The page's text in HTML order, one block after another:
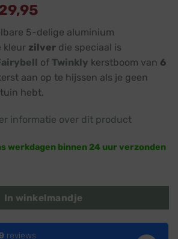
is:
€ 129,95.
5-delige aluminium
kleur zilver die speciaal is
of Twinkly kerstboom van 6
aan op te hijssen als je geen
hebt.
informatie over dit product
werkdagen binnen 24 uur verzonden
· Zilver · Voor Fairybell of Twinkly
In winkelmandje